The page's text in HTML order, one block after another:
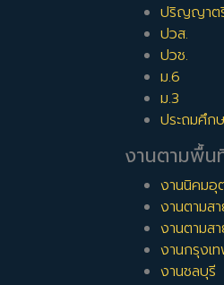
ปริญญาต
ปวส.
ปวช.
ม.6
ม.3
ประถมศึก
งานตามพื้น
งานนิคมอุ
งานตามส
งานตามส
งานกรุงเ
งานชลบุรี